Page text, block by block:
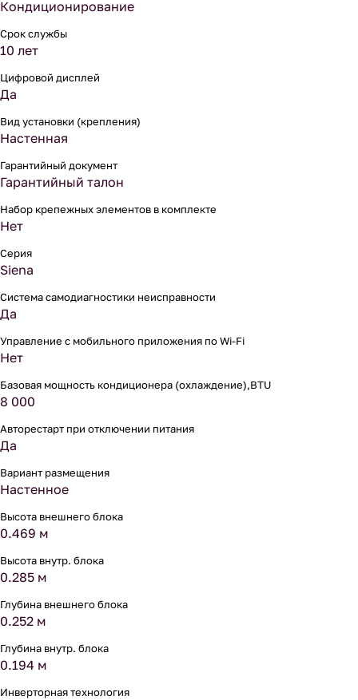
Кондиционирование
Срок службы
10 лет
Цифровой дисплей
Да
Вид установки (крепления)
Настенная
Гарантийный документ
Гарантийный талон
Набор крепежных элементов в комплекте
Нет
Серия
Siena
Система самодиагностики неисправности
Да
Управление c мобильного приложения по Wi-Fi
Нет
Базовая мощность кондиционера (охлаждение),BTU
8 000
Авторестарт при отключении питания
Да
Вариант размещения
Настенное
Высота внешнего блока
0.469 м
Высота внутр. блока
0.285 м
Глубина внешнего блока
0.252 м
Глубина внутр. блока
0.194 м
Инверторная технология